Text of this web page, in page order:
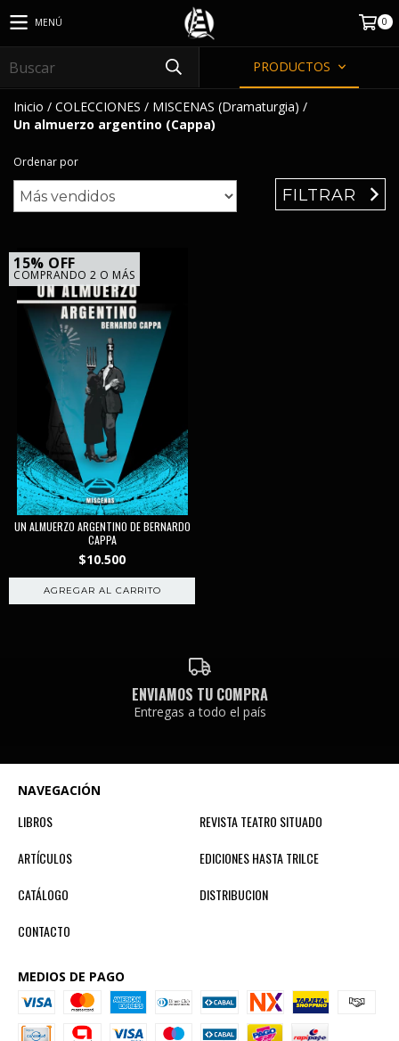
MENÚ 0
PRODUCTOS
Inicio / COLECCIONES / MISCENAS (Dramaturgia) /
Un almuerzo argentino (Cappa)
Ordenar por
FILTRAR
15% OFF
COMPRANDO 2 O MÁS
UN ALMUERZO ARGENTINO DE BERNARDO
CAPPA
$10.500
ENVIAMOS TU COMPRA
Entregas a todo el país
NAVEGACIÓN
LIBROS
REVISTA TEATRO SITUADO
ARTÍCULOS
EDICIONES HASTA TRILCE
CATÁLOGO
DISTRIBUCION
CONTACTO
MEDIOS DE PAGO